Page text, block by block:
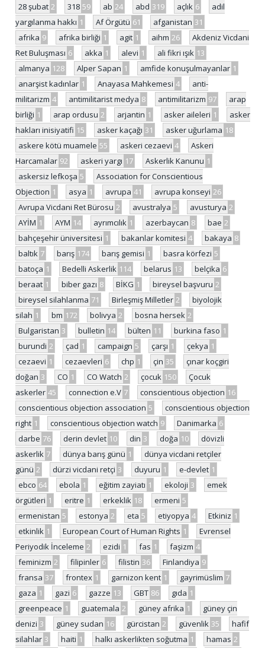
28 şubat 2 318 59 ab 24 abd 319 açlık 6
adil
yargılanma hakkı 1 Af Örgütü 61 afganistan 31
afrika 9 afrika birliği 1 agit 1 aihm 26
Akdeniz Vicdani
Ret Buluşması 6 akka 1 alevi 1 ali fikri ışık 13
almanya 128 Alper Sapan 1 amfide konuşulmayanlar 1
anarşist kadınlar 1 Anayasa Mahkemesi 4
anti-
militarizm 4 antimilitarist medya 8 antimilitarizm 97
arap
birliği 1 arap ordusu 2 arjantin 1 asker aileleri 1
asker
hakları inisiyatifi 15 asker kaçağı 31 asker uğurlama 18
askere kötü muamele 55 askeri cezaevi 4
Askeri
Harcamalar 92 askeri yargı 17 Askerlik Kanunu 1
askersiz lefkoşa 5
Association for Conscientious
Objection 1 asya 1 avrupa 41 avrupa konseyi 26
Avrupa Vicdani Ret Bürosu 2 avustralya 5 avusturya 2
AYİM 1 AYM 14 ayrımcılık 1 azerbaycan 8 bae 2
bahçeşehir üniversitesi 1 bakanlar komitesi 4 bakaya 8
baltık 7 barış 174 barış gemisi 1 basra körfezi 5
batoça 1 Bedelli Askerlik 114 belarus 13 belçika 6
beraat 1 biber gazı 8 BİKG 1 bireysel başvuru 2
bireysel silahlanma 71 Birleşmiş Milletler 2
biyolojik
silah 1 bm 172 bolivya 2 bosna hersek 2
Bulgaristan 3 bulletin 14 bülten 11 burkina faso 1
burundi 2 çad 1 campaign 5 çarşı 1 çekya 1
cezaevi 1 cezaevleri 6 chp 1 çin 35
çınar koçgiri
doğan 3 CO 1 CO Watch 2 çocuk 150
Çocuk
askerler 45 connection e.V 7 conscientious objection 16
conscientious objection association 5
conscientious objection
right 1 conscientious objection watch 9 Danimarka 6
darbe 76 derin devlet 10 din 3 doğa 10
dövizli
askerlik 7 dünya barış günü 1
dünya vicdani retçiler
günü 2 dürzi vicdani retçi 3 duyuru 1 e-devlet 1
ebco 64 ebola 1 eğitim zayiatı 1 ekoloji 3
emek
örgütleri 1 eritre 1 erkeklik 18 ermeni 5
ermenistan 5 estonya 2 eta 5 etiyopya 4 Etkiniz 1
etkinlik 1 European Court of Human Rights 1
Evrensel
Periyodik İnceleme 2 ezidi 1 fas 1 faşizm 4
feminizm 2 filipinler 6 filistin 36 Finlandiya 9
fransa 37 frontex 1 garnizon kent 1 gayrimüslim 7
gaza 1 gazi 6 gazze 13 GBT 86 gıda 1
greenpeace 1 guatemala 2 güney afrika 1
güney çin
denizi 3 güney sudan 16 gürcistan 2 güvenlik 35
hafif
silahlar 3 haiti 1 halkı askerlikten soğutma 1 hamas 2